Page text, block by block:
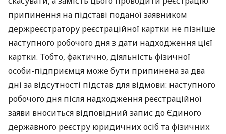
припинення на підставі поданої заявником
держреєстратору реєстраційної картки не пізніше
наступного робочого дня з дати надходження цієї
картки. Тобто, фактично, діяльність фізичної
особи-підприємця може бути припинена за два
дні за відсутності підстав для відмови: наступного
робочого дня після надходження реєстраційної
заяви вноситься відповідний запис до Єдиного
державного реєстру юридичних осіб та фізичних